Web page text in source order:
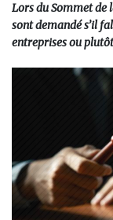
Lors du Sommet de
sont demandé s’il
entreprises ou